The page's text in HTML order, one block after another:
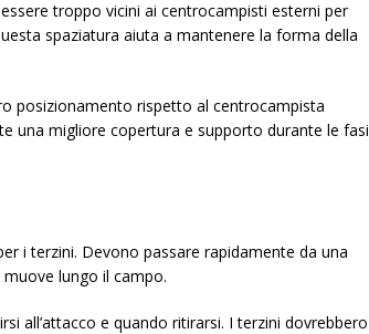
troppo vicini ai centrocampisti esterni per
spaziatura aiuta a mantenere la forma della
posizionamento rispetto al centrocampista
una migliore copertura e supporto durante le fasi
i terzini. Devono passare rapidamente da una
lungo il campo.
all’attacco e quando ritirarsi. I terzini dovrebbero